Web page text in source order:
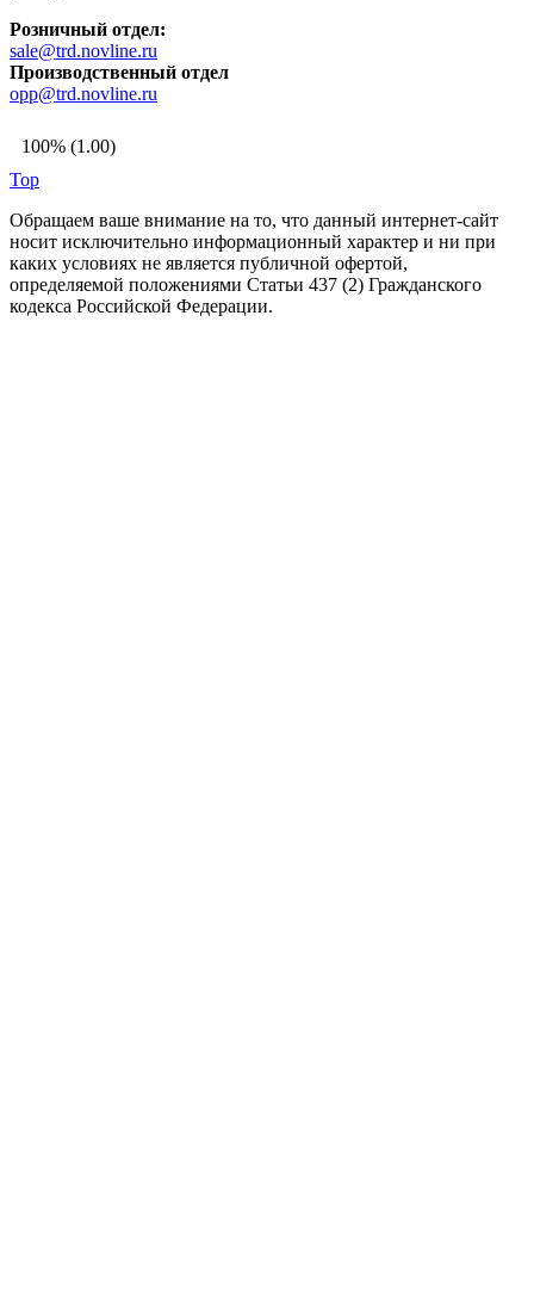
Розничный отдел:
sale@trd.novline.ru
Производственный отдел
opp@trd.novline.ru
100% (1.00)
Top
Обращаем ваше внимание на то, что данный интернет-сайт
носит исключительно информационный характер и ни при
каких условиях не является публичной офертой,
определяемой положениями Статьи 437 (2) Гражданского
кодекса Российской Федерации.